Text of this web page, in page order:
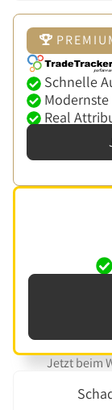
Schnelle
Real
Jetzt beim